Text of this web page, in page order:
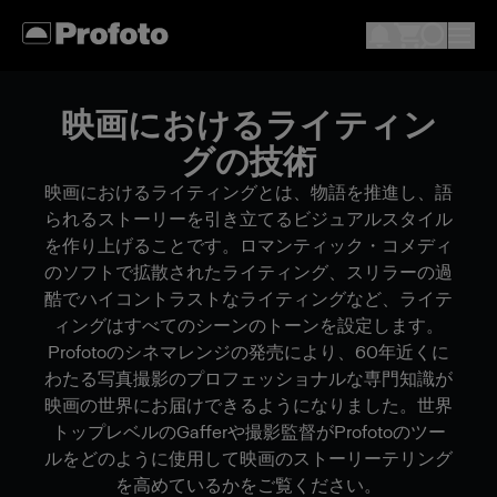
映画におけるライティン
グの技術
映画におけるライティングとは、物語を推進し、語
られるストーリーを引き立てるビジュアルスタイル
を作り上げることです。ロマンティック・コメディ
のソフトで拡散されたライティング、スリラーの過
酷でハイコントラストなライティングなど、ライテ
ィングはすべてのシーンのトーンを設定します。
Profotoのシネマレンジの発売により、60年近くに
わたる写真撮影のプロフェッショナルな専門知識が
映画の世界にお届けできるようになりました。世界
トップレベルのGafferや撮影監督がProfotoのツー
ルをどのように使用して映画のストーリーテリング
を高めているかをご覧ください。